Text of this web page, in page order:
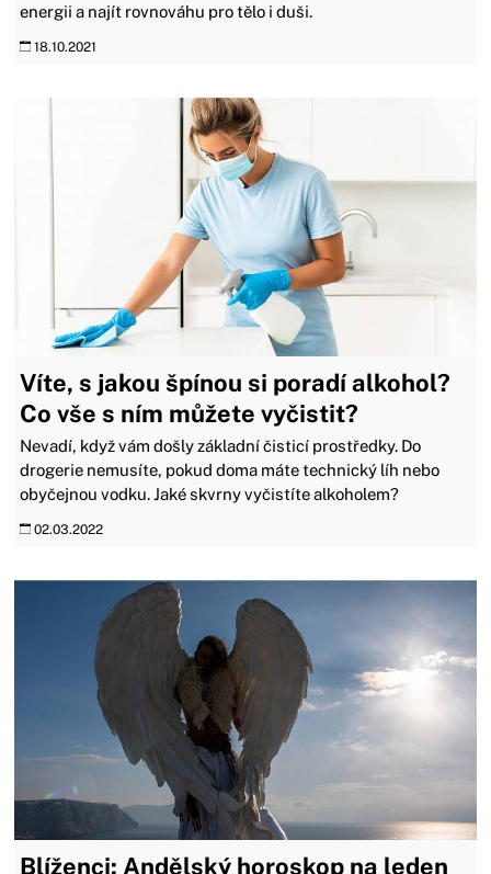
energii a najít rovnováhu pro tělo i duši.
18.10.2021
Víte, s jakou špínou si poradí alkohol?
Co vše s ním můžete vyčistit?
Nevadí, když vám došly základní čisticí prostředky. Do
drogerie nemusíte, pokud doma máte technický líh nebo
obyčejnou vodku. Jaké skvrny vyčistíte alkoholem?
02.03.2022
Blíženci: Andělský horoskop na leden